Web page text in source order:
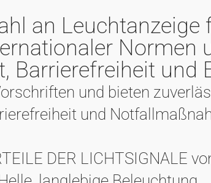
an Leuchtanzeige
Normen
Barrierefreiheit und
und bieten
und
DER LICHTSIGNALE